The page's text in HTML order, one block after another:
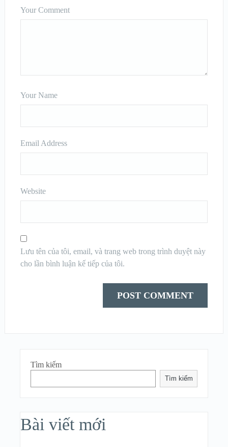
Your Comment
Your Name
Email Address
Website
Lưu tên của tôi, email, và trang web trong trình duyệt này
cho lần bình luận kế tiếp của tôi.
Tìm kiếm
Tìm kiếm
Bài viết mới